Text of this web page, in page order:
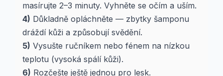
masírujte 2–3 minuty. Vyhněte se očím a uším.
4) Důkladně opláchněte — zbytky šamponu
dráždí kůži a způsobují svědění.
5) Vysušte ručníkem nebo fénem na nízkou
teplotu (vysoká spálí kůži).
6) Rozčešte ještě jednou pro lesk.